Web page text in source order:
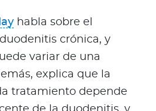
habla sobre el
crónica, y
variar de una
explica que la
tratamiento depende